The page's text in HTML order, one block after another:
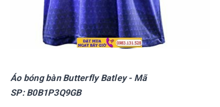
Áo bóng bàn ButterflyBatley- Mã
SP:B0B1P3Q9GB